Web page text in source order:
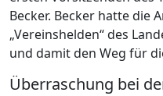
Becker. Becker hatte die
„Vereinshelden“ des
und damit den Weg für
Überraschung bei